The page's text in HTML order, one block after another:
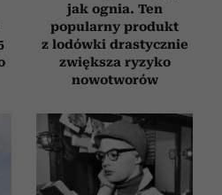
jak ognia. Ten
popularny produkt
z lodówki drastycznie
zwiększa ryzyko
nowotworów